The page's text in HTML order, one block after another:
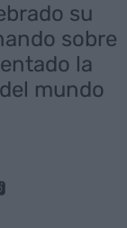
su
sobre
la
mundo